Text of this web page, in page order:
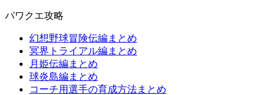
パワクエ攻略
幻想野球冒険伝編まとめ
冥界トライアル編まとめ
月姫伝編まとめ
球炎島編まとめ
コーチ用選手の育成方法まとめ